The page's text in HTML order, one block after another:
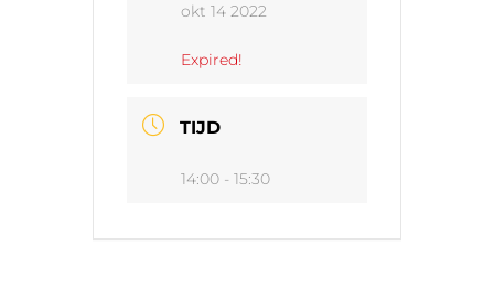
okt 14 2022
Expired!
TIJD
14:00 - 15:30